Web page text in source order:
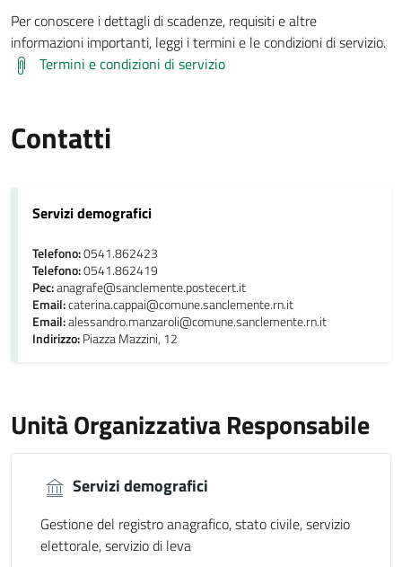
Per conoscere i dettagli di scadenze, requisiti e altre
informazioni importanti, leggi i termini e le condizioni di servizio.
Termini e condizioni di servizio
Contatti
Servizi demografici
Telefono:0541.862423
Telefono:0541.862419
Pec:anagrafe@sanclemente.postecert.it
Email:caterina.cappai@comune.sanclemente.rn.it
Email:alessandro.manzaroli@comune.sanclemente.rn.it
Indirizzo:Piazza Mazzini, 12
Unità Organizzativa Responsabile
Servizi demografici
Gestione del registro anagrafico, stato civile, servizio
elettorale, servizio di leva